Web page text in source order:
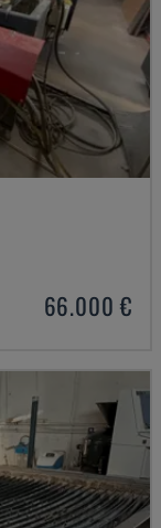
66.000 €